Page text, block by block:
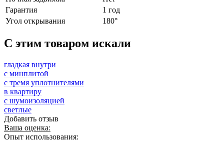
Гарантия
1 год
Угол открывания
180°
C этим товаром искали
гладкая внутри
с минплитой
с тремя уплотнителями
в квартиру
с шумоизоляцией
светлые
Добавить отзыв
Ваша оценка:
Опыт использования: